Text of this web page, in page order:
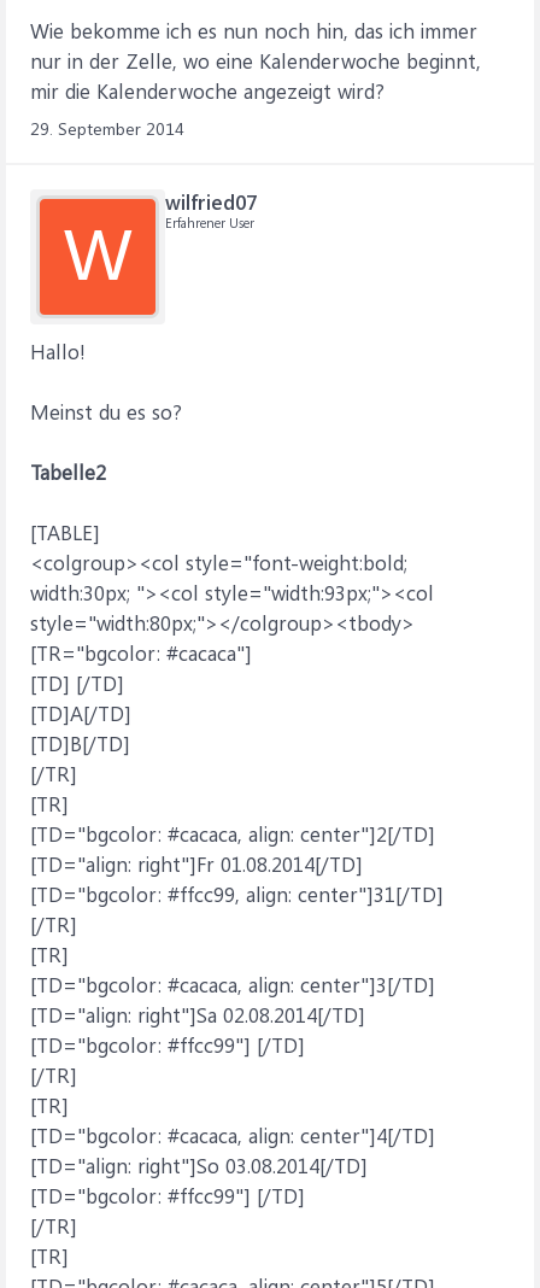
Wie bekomme ich es nun noch hin, das ich immer
nur in der Zelle, wo eine Kalenderwoche beginnt,
mir die Kalenderwoche angezeigt wird?
29. September 2014
W
wilfried07
Erfahrener User
Hallo!
Meinst du es so?
Tabelle2
[TABLE]
<colgroup><col style="font-weight:bold;
width:30px; "><col style="width:93px;"><col
style="width:80px;"></colgroup><tbody>
[TR="bgcolor: #cacaca"]
[TD] [/TD]
[TD]A[/TD]
[TD]B[/TD]
[/TR]
[TR]
[TD="bgcolor: #cacaca, align: center"]2[/TD]
[TD="align: right"]Fr 01.08.2014[/TD]
[TD="bgcolor: #ffcc99, align: center"]31[/TD]
[/TR]
[TR]
[TD="bgcolor: #cacaca, align: center"]3[/TD]
[TD="align: right"]Sa 02.08.2014[/TD]
[TD="bgcolor: #ffcc99"] [/TD]
[/TR]
[TR]
[TD="bgcolor: #cacaca, align: center"]4[/TD]
[TD="align: right"]So 03.08.2014[/TD]
[TD="bgcolor: #ffcc99"] [/TD]
[/TR]
[TR]